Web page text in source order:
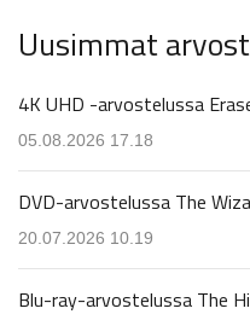
Uusimmat
4K UHD -arvostelussa
05.08.2026 17.18
DVD-arvostelussa The
20.07.2026 10.19
Blu-ray-arvostelussa The